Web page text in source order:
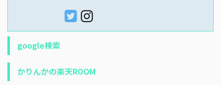
google検索
かりんかの楽天ROOM